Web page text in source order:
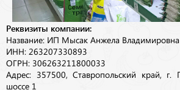
Реквизиты компании:
Название: ИП Мысак Анжела Владимировна
ИНН: 263207330893
ОГРН: 306263211800033
Адрес: 357500, Ставропольский край, г.
шоссе 1